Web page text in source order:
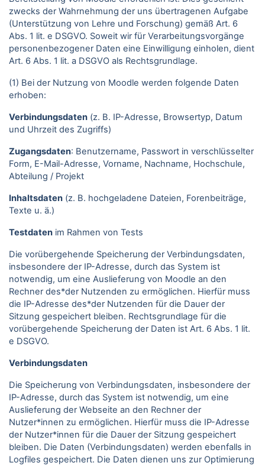
zwecks der Wahrnehmung der uns übertragenen Aufgabe
(Unterstützung von Lehre und Forschung) gemäß Art. 6
Abs. 1 lit. e DSGVO. Soweit wir für Verarbeitungsvorgänge
personenbezogener Daten eine Einwilligung einholen, dient
Art. 6 Abs. 1 lit. a DSGVO als Rechtsgrundlage.
(1) Bei der Nutzung von Moodle werden folgende Daten
erhoben:
Verbindungsdaten (z. B. IP-Adresse, Browsertyp, Datum
und Uhrzeit des Zugriffs)
Zugangsdaten: Benutzername, Passwort in verschlüsselter
Form, E-Mail-Adresse, Vorname, Nachname, Hochschule,
Abteilung / Projekt
Inhaltsdaten (z. B. hochgeladene Dateien, Forenbeiträge,
Texte u. ä.)
Testdaten im Rahmen von Tests
Die vorübergehende Speicherung der Verbindungsdaten,
insbesondere der IP-Adresse, durch das System ist
notwendig, um eine Auslieferung von Moodle an den
Rechner des*der Nutzenden zu ermöglichen. Hierfür muss
die IP-Adresse des*der Nutzenden für die Dauer der
Sitzung gespeichert bleiben. Rechtsgrundlage für die
vorübergehende Speicherung der Daten ist Art. 6 Abs. 1 lit.
e DSGVO.
Verbindungsdaten
Die Speicherung von Verbindungsdaten, insbesondere der
IP-Adresse, durch das System ist notwendig, um eine
Auslieferung der Webseite an den Rechner der
Nutzer*innen zu ermöglichen. Hierfür muss die IP-Adresse
der Nutzer*innen für die Dauer der Sitzung gespeichert
bleiben. Die Daten (Verbindungsdaten) werden ebenfalls in
Logfiles gespeichert. Die Daten dienen uns zur Optimierung